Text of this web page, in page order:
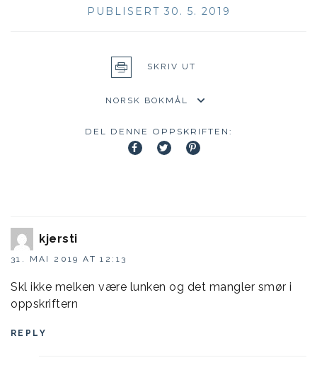
PUBLISERT 30. 5. 2019
SKRIV UT
DEL DENNE OPPSKRIFTEN:
kjersti
31. MAI 2019 AT 12:13
Skl ikke melken være lunken og det mangler smør i
oppskriftern
REPLY